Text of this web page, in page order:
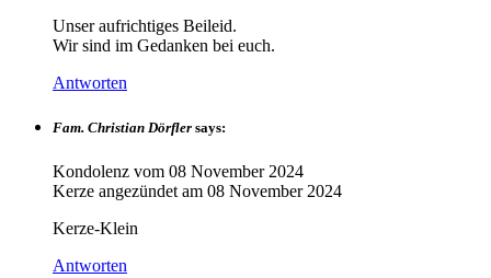
Unser aufrichtiges Beileid.
Wir sind im Gedanken bei euch.
Antworten
Fam. Christian Dörfler says:
Kondolenz vom 08 November 2024
Kerze angezündet am 08 November 2024
Kerze-Klein
Antworten